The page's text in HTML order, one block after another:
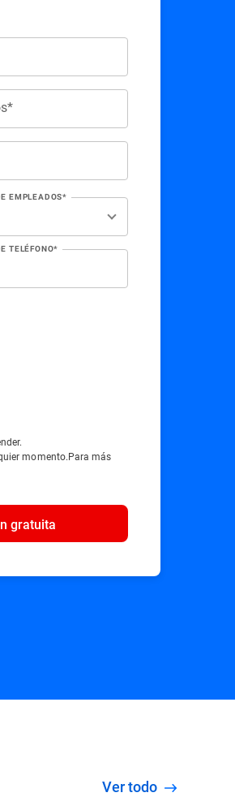
EMPLEADOS*
TELÉFONO*
momento.Para más
gratuita
Ver todo